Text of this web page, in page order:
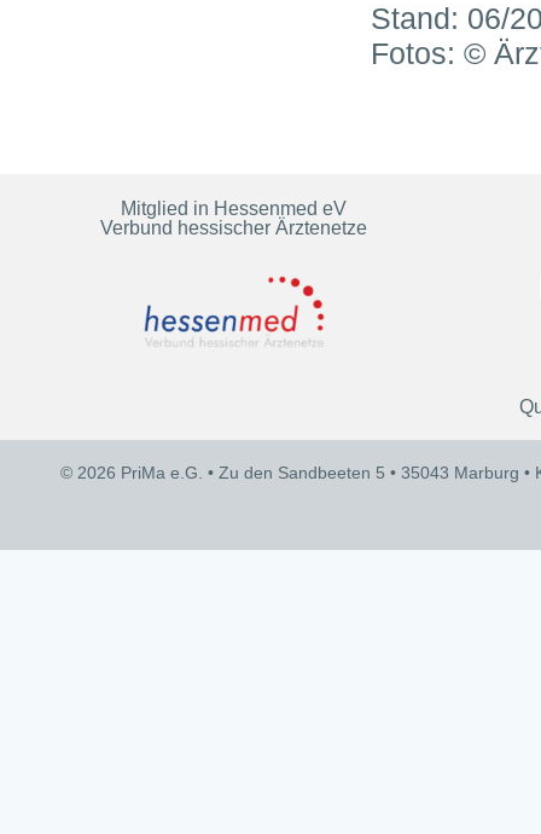
Stand: 06/
Fotos: ©
Mitglied in Hessenmed eV
Verbund hessischer Ärztenetze
© 2026 PriMa e.G. • Zu den Sandbeeten 5 • 35043 Marburg •